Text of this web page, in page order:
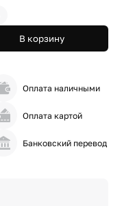
В корзину
Оплата наличными
Оплата картой
Банковский перевод